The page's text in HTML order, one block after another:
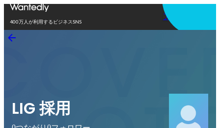
400万人が利用するビジネスSNS
アプリを使う
LIG 採用